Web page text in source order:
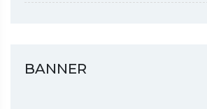
BANNER